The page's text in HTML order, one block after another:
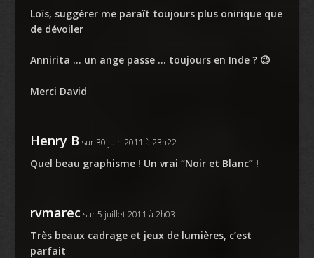
Loïs, suggérer me paraît toujours plus onirique que
de dévoiler
Annirita … un ange passe … toujours en Inde ? 😉
Merci David
Henry B sur 30 juin 2011 à 23h22
Quel beau graphisme ! Un vrai “Noir et Blanc” !
rvmarec sur 5 juillet 2011 à 2h03
Très beaux cadrage et jeux de lumières, c’est
parfait